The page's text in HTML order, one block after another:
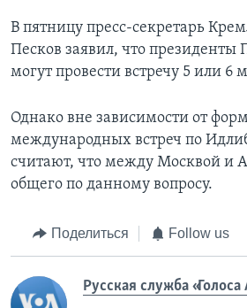
В пятницу пресс-секретарь
Песков заявил, что президенты
могут провести встречу 5 или 6
Однако вне зависимости от
международных встреч по
считают, что между Москвой и
общего по данному вопросу.
Поделиться Follow us
Русская служба